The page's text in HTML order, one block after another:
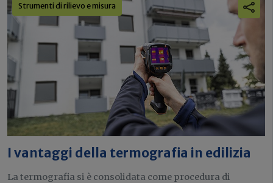
Strumenti di rilievo e misura
I vantaggi della termografia in edilizia
La termografia si è consolidata come procedura di